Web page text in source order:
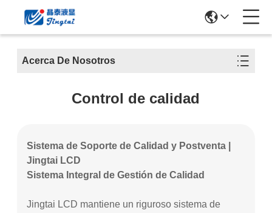
Acerca De Nosotros
Control de calidad
Sistema de Soporte de Calidad y Postventa |
Jingtai LCD
Sistema Integral de Gestión de Calidad
Jingtai LCD mantiene un riguroso sistema de